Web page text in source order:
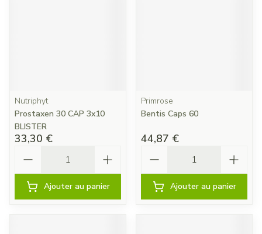
Nutriphyt
Prostaxen 30 CAP 3x10
BLISTER
33,30 €
Ajouter au panier
Primrose
Bentis Caps 60
44,87 €
Ajouter au panier